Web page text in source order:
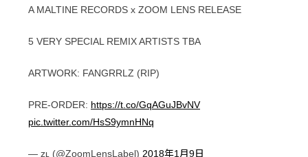
A MALTINE RECORDS x ZOOM LENS RELEASE
5 VERY SPECIAL REMIX ARTISTS TBA
ARTWORK: FANGRRLZ (RIP)
PRE-ORDER: https://t.co/GqAGuJBvNV
pic.twitter.com/HsS9ymnHNq
— ᴢʟ (@ZoomLensLabel) 2018年1月9日